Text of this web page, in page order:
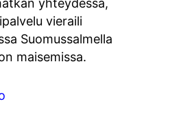
yhteydessä,
vieraili
Suomussalmella
maisemissa.